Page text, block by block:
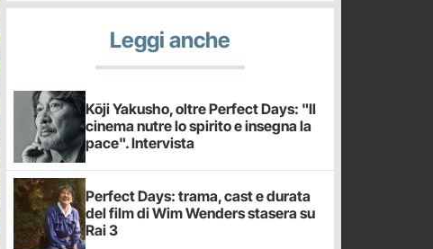
Leggi anche
Kōji Yakusho, oltre Perfect Days: "Il
cinema nutre lo spirito e insegna la
pace". Intervista
Perfect Days: trama, cast e durata
del film di Wim Wenders stasera su
Rai 3